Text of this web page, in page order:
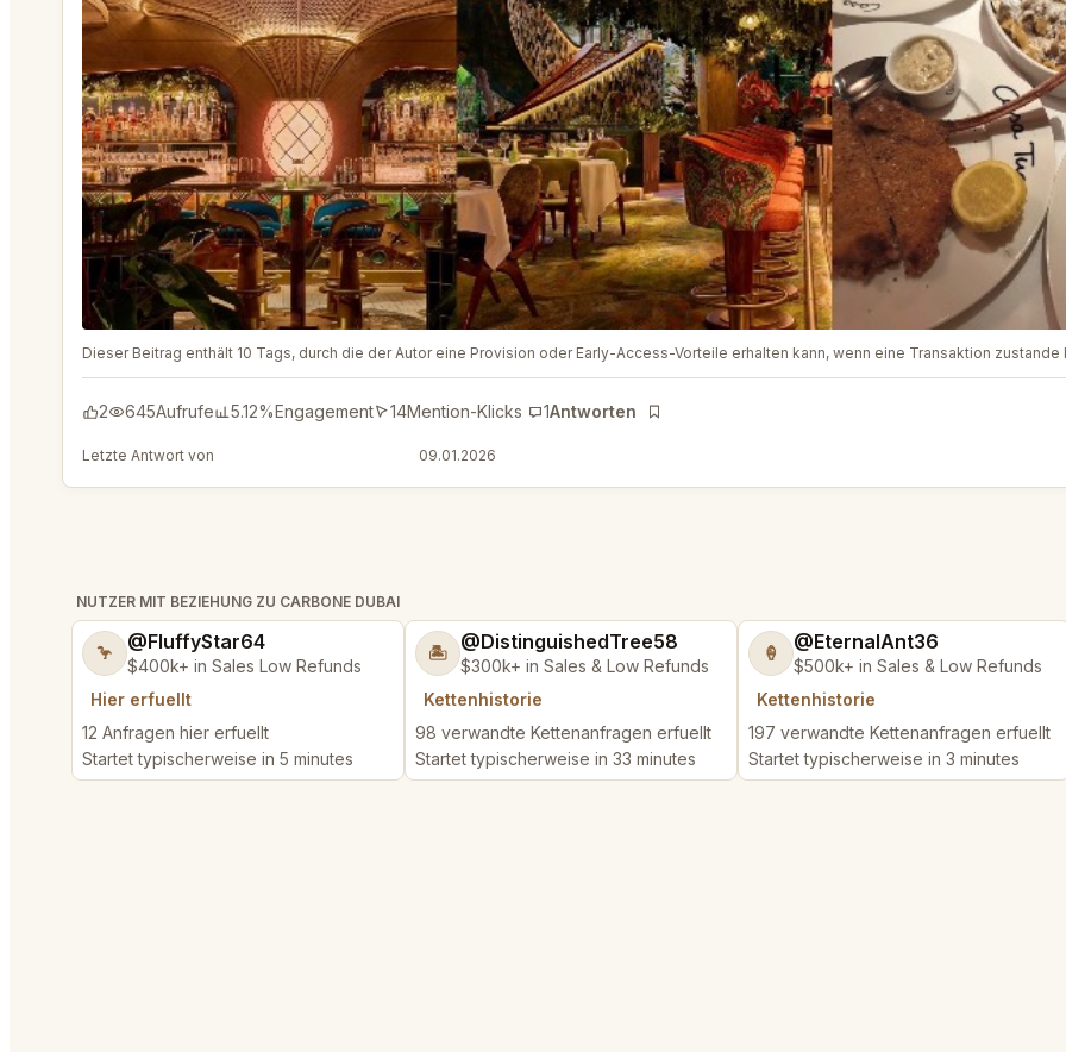
Dieser Beitrag enthält 10 Tags, durch die der Autor eine Provision oder Early-Access-Vorteile erhalten kann, wenn eine Transaktion zustande
2 645Aufrufe 5.12%Engagement 14Mention-Klicks 1Antworten
Lesezeichen
Letzte Antwort von 09.01.2026
NUTZER MIT BEZIEHUNG ZU CARBONE DUBAI
🦩 @FluffyStar64
$400k+ in Sales Low Refunds
Hier erfuellt
12 Anfragen hier erfuellt
Startet typischerweise in 5 minutes
🏝️ @DistinguishedTree58
$300k+ in Sales & Low Refunds
Kettenhistorie
98 verwandte Kettenanfragen erfuellt
Startet typischerweise in 33 minutes
🍦 @EternalAnt36
$500k+ in Sales & Low Refunds
Kettenhistorie
197 verwandte Kettenanfragen erfuellt
Startet typischerweise in 3 minutes